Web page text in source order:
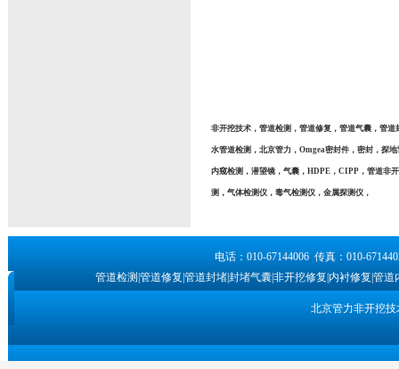
非开挖技术，管道检测，管道修复，管道气囊，管
水管道检测，北京管力，Omgea密封件，密封，探
内窥检测，潜望镜，气囊，HDPE，CIPP，管道非
测，气体检测仪，毒气检测仪，金属探测仪，
电话：010-67144006 传真：010-
管道检测|管道修复|管道封堵|封堵气囊|非开挖修复|内衬修复|管
北京管力非开挖